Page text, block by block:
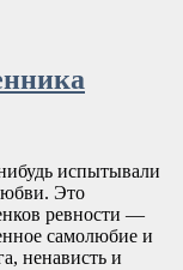
испытывали
Это
ревности —
самолюбие и
ненависть и